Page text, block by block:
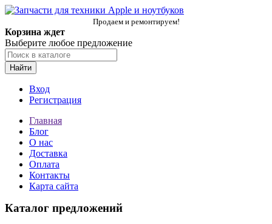
Продаем и ремонтируем!
Корзина ждет
Выберите любое предложение
Найти
Вход
Регистрация
Главная
Блог
О нас
Доставка
Оплата
Контакты
Карта сайта
Каталог предложений